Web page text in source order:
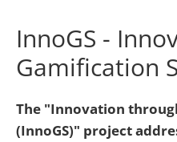
InnoGS -
Gamification
The "Innovation
(InnoGS)" project